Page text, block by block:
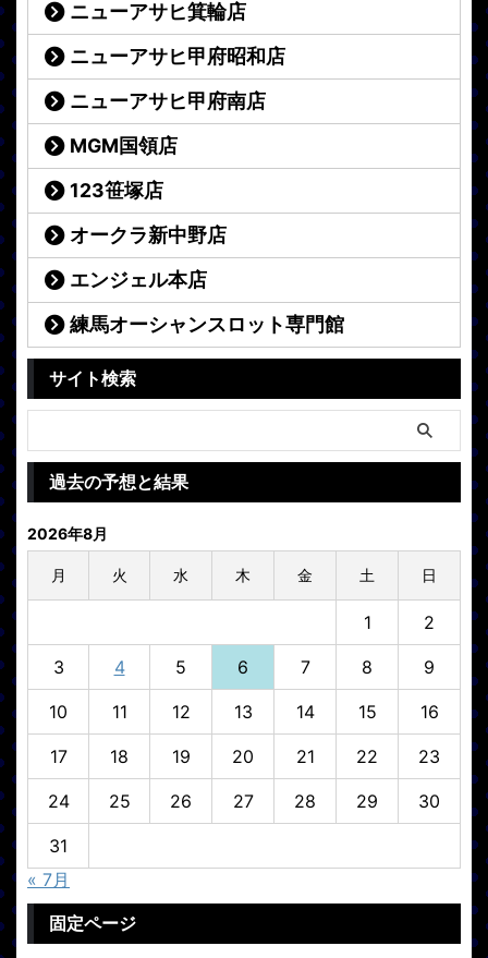
ニューアサヒ箕輪店
ニューアサヒ甲府昭和店
ニューアサヒ甲府南店
MGM国領店
123笹塚店
オークラ新中野店
エンジェル本店
練馬オーシャンスロット専門館
サイト検索
過去の予想と結果
2026年8月
月 火 水 木 金 土 日
1 2
3 4 5 6 7 8 9
10 11 12 13 14 15 16
17 18 19 20 21 22 23
24 25 26 27 28 29 30
31
« 7月
固定ページ